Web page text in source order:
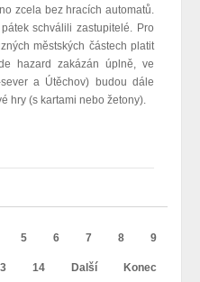
zcela bez hracích automatů.
schválili zastupitelé. Pro
městských částech platit
hazard zakázán úplně, ve
a Útěchov) budou dále
hry (s kartami nebo žetony).
5 6 7 8 9
14 Další Konec